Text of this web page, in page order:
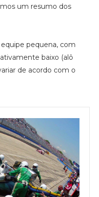
um resumo dos
pequena, com
baixo (alô
de acordo com o